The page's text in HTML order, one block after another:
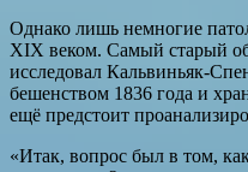
Однако лишь немногие
XIX веком. Самый старый
исследовал Кальвиньяк-
бешенством 1836 года и
ещё предстоит
«Итак, вопрос был в том,